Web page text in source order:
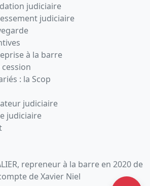
judiciaire
judiciaire
à la barre
: la Scop
judiciaire
judiciaire
repreneur à la barre en 2020 de
de Xavier Niel